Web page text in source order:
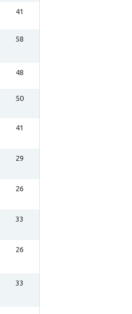
41
58
48
50
41
29
26
33
26
33